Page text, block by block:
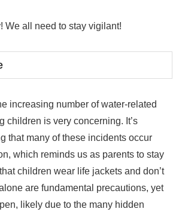
We all need to stay vigilant!
increasing number of water-related
children is very concerning. It’s
that many of these incidents occur
which reminds us as parents to stay
children wear life jackets and don’t
are fundamental precautions, yet
likely due to the many hidden